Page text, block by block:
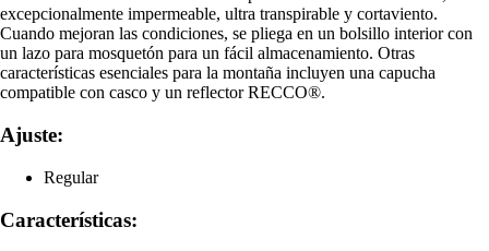
excepcionalmente impermeable, ultra transpirable y cortaviento.
Cuando mejoran las condiciones, se pliega en un bolsillo interior con
un lazo para mosquetón para un fácil almacenamiento. Otras
características esenciales para la montaña incluyen una capucha
compatible con casco y un reflector RECCO®.
Ajuste:
Regular
Características: